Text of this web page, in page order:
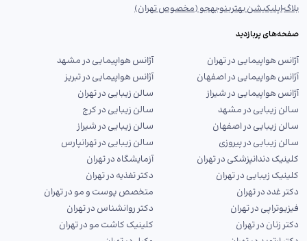
بلاگاپلیکیشن بهترینوبهجو (مخصوص تهران)
صفحه‌های پربازدید
آژانس هواپیمایی در تهران
آژانس هواپیمایی در مشهد
آژانس هواپیمایی در اصفهان
آژانس هواپیمایی در تبریز
آژانس هواپیمایی در شیراز
سالن زیبایی در تهران
سالن زیبایی در مشهد
سالن زیبایی در کرج
سالن زیبایی در اصفهان
سالن زیبایی در شیراز
سالن زیبایی در پیروزی
سالن زیبایی در تهرانپارس
کلینیک دندانپزشکی در تهران
آزمایشگاه در تهران
کلینیک زیبایی در تهران
دکتر تغذیه در تهران
دکتر غدد در تهران
متخصص پوست و مو در تهران
فیزیوتراپی در تهران
دکتر روانشناس در تهران
دکتر زنان در تهران
کلینیک کاشت مو در تهران